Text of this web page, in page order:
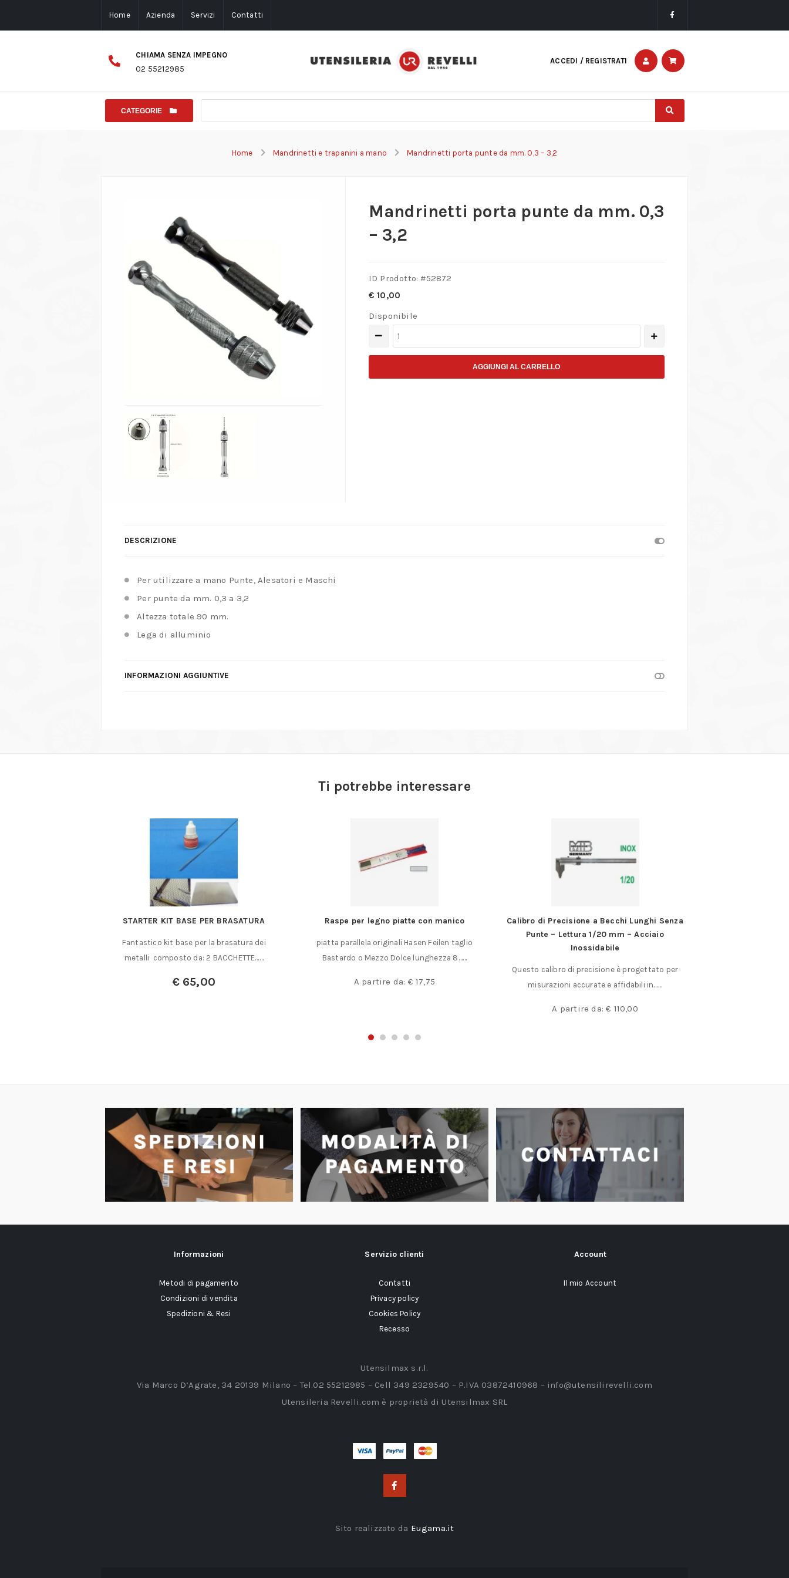
Home Azienda Servizi Contatti
CHIAMA SENZA IMPEGNO
02 55212985
ACCEDI / REGISTRATI
CATEGORIE
Home Mandrinetti e trapanini a mano Mandrinetti porta punte da mm. 0,3 – 3,2
Mandrinetti porta punte da mm. 0,3
– 3,2
ID Prodotto: #52872
€ 10,00
Disponibile
Mandrinetti
AGGIUNGI AL CARRELLO
DESCRIZIONE
Per utilizzare a mano Punte, Alesatori e Maschi
Per punte da mm. 0,3 a 3,2
Altezza totale 90 mm.
Lega di alluminio
INFORMAZIONI AGGIUNTIVE
Ti potrebbe interessare
STARTER KIT BASE PER BRASATURA
Fantastico kit base per la brasatura dei
metalli composto da: 2 BACCHETTE……
€65,00
Raspe per legno piatte con manico
piatta parallela originali Hasen Feilen taglio
Bastardo o Mezzo Dolce lunghezza 8……
A partire da: € 17,75
Calibro di Precisione a Becchi Lunghi Senza
Punte – Lettura 1/20 mm – Acciaio
Inossidabile
Questo calibro di precisione è progettato per
misurazioni accurate e affidabili in……
A partire da:€ 110,00
Informazioni
Metodi di pagamento
Condizioni di vendita
Spedizioni & Resi
Servizio clienti
Contatti
Privacy policy
Cookies Policy
Recesso
Account
Il mio Account
Utensilmax s.r.l.
Via Marco D’Agrate, 34 20139 Milano – Tel.02 55212985 – Cell 349 2329540 – P.IVA 03872410968 – info@utensilirevelli.com
Utensileria Revelli.com è proprietà di Utensilmax SRL
Sito realizzato da Eugama.it